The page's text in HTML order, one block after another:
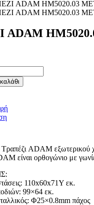
ADAM
ADAM εξωτερικού
είναι ορθογώνιο με
110x60x71Y εκ.
99×64 εκ.
Φ25×0.8mm πάχος